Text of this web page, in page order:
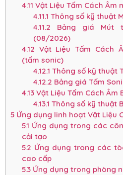
4.11 Vật Liệu Tấm Cách Âm
4.11.1 Thông số kỹ thuật
4.11.2 Bảng giá Mút
(08/2026)
4.12 Vật Liệu Tấm Cách
(tấm sonic)
4.12.1 Thông số kỹ thuật
4.12.2 Bảng giá Tấm
4.13Vật Liệu Tấm Cách Âm
4.13.1 Thông số kỹ thuật
5 Ứng dụng linh hoạt Vật Liệu
5.1 Ứng dụng trong các
cải tạo
5.2 Ứng dụng trong các
cao cấp
5.3Ứng dụng trong phòng